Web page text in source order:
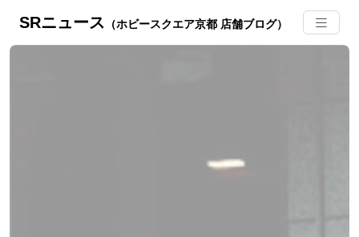
SRニュース （ホビースクエア京都 店舗ブログ）